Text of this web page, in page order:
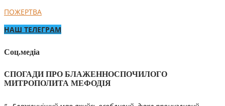
ПОЖЕРТВА
НАШ ТЕЛЕГРАМ
Соц.медіа
СПОГАДИ ПРО БЛАЖЕННОСПОЧИЛОГО
МИТРОПОЛИТА МЕФОДІЯ